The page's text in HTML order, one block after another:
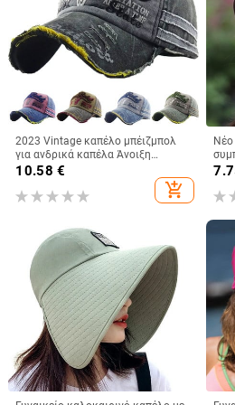
2023 Vintage καπέλο μπέιζμπολ
για ανδρικά καπέλα Άνοιξη
Καλοκαίρι Ανδρικά καπέλα
μάρκας Γυναικεία βαμβακερά
γκολφ Μαύρο Trucker Fishing
10.58 €
add_shopping_cart
Νέο